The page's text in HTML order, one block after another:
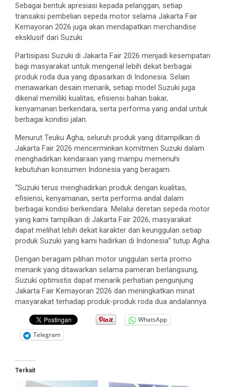
Sebagai bentuk apresiasi kepada pelanggan, setiap
transaksi pembelian sepeda motor selama Jakarta Fair
Kemayoran 2026 juga akan mendapatkan merchandise
eksklusif dari Suzuki.
Partisipasi Suzuki di Jakarta Fair 2026 menjadi kesempatan
bagi masyarakat untuk mengenal lebih dekat berbagai
produk roda dua yang dipasarkan di Indonesia. Selain
menawarkan desain menarik, setiap model Suzuki juga
dikenal memiliki kualitas, efisiensi bahan bakar,
kenyamanan berkendara, serta performa yang andal untuk
berbagai kondisi jalan.
Menurut Teuku Agha, seluruh produk yang ditampilkan di
Jakarta Fair 2026 mencerminkan komitmen Suzuki dalam
menghadirkan kendaraan yang mampu memenuhi
kebutuhan konsumen Indonesia yang beragam.
“Suzuki terus menghadirkan produk dengan kualitas,
efisiensi, kenyamanan, serta performa andal dalam
berbagai kondisi berkendara. Melalui deretan sepeda motor
yang kami tampilkan di Jakarta Fair 2026, masyarakat
dapat melihat lebih dekat karakter dan keunggulan setiap
produk Suzuki yang kami hadirkan di Indonesia” tutup Agha.
Dengan beragam pilihan motor unggulan serta promo
menarik yang ditawarkan selama pameran berlangsung,
Suzuki optimistis dapat menarik perhatian pengunjung
Jakarta Fair Kemayoran 2026 dan meningkatkan minat
masyarakat terhadap produk-produk roda dua andalannya.
WhatsApp
Telegram
Terkait